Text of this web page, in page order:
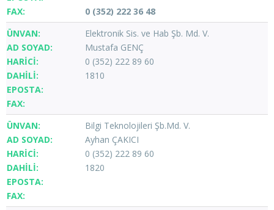
0 (352) 222 36 48
Elektronik Sis. ve Hab Şb. Md. V.
Mustafa GENÇ
0 (352) 222 89 60
1810
Bilgi Teknolojileri Şb.Md. V.
Ayhan ÇAKICI
0 (352) 222 89 60
1820